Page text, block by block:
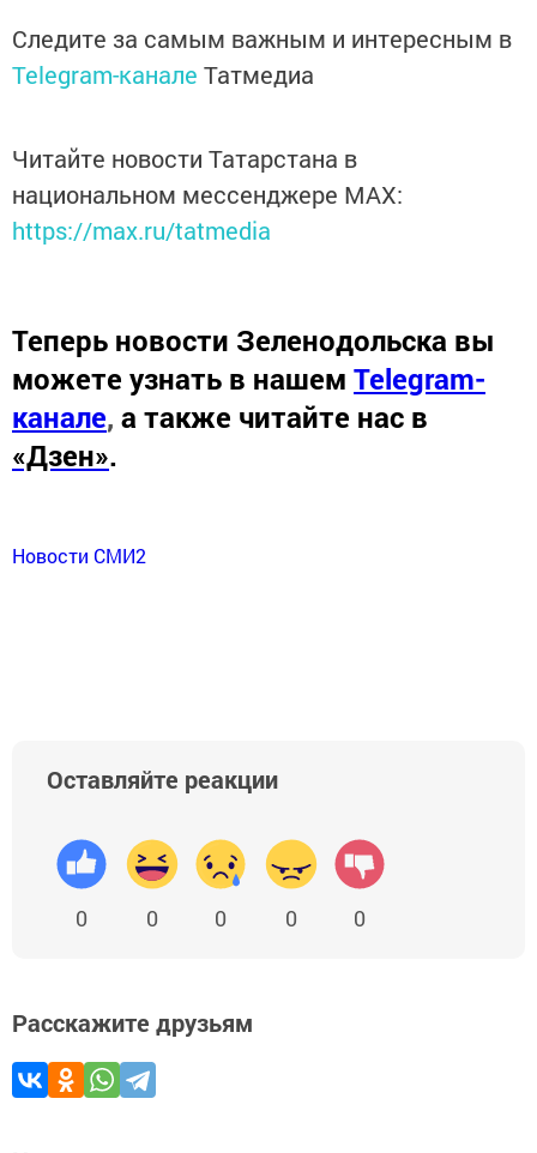
Следите за самым важным и интересным в
Telegram-канале Татмедиа
Читайте новости Татарстана в
национальном мессенджере MАХ:
https://max.ru/tatmedia
Теперь новости Зеленодольска вы
можете узнать в нашем Telegram-
канале, а также читайте нас в
«Дзен».
Новости СМИ2
Оставляйте реакции
0 0 0 0 0
Расскажите друзьям